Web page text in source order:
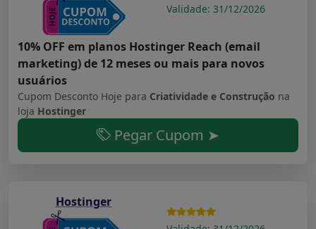
Validade: 31/12/2026
10% OFF em planos Hostinger Reach (email
marketing) de 12 meses ou mais para novos
usuários
Cupom Desconto Hoje para Criatividade e Construção na
loja Hostinger
Pegar Cupom ➤
Hostinger